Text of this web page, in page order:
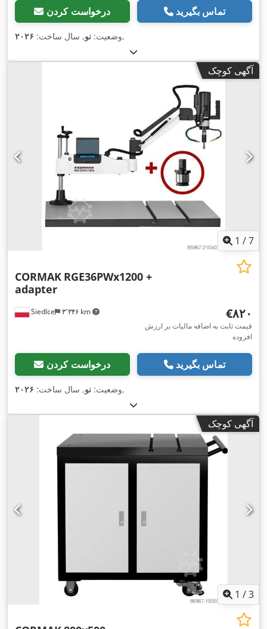
درخواست کردن تماس بگیرید
وضعیت: نو, سال ساخت: ۲۰۲۶ ,
آگهی کوچک
1 /7
Siedlce ۳٬۳۴۶ km
CORMAK RGE36PWx1200 +
adapter
‎€۸۲۰
قیمت ثابت به اضافه مالیات بر ارزش
افزوده
درخواست کردن تماس بگیرید
وضعیت: نو, سال ساخت: ۲۰۲۶ ,
آگهی کوچک
1 /3